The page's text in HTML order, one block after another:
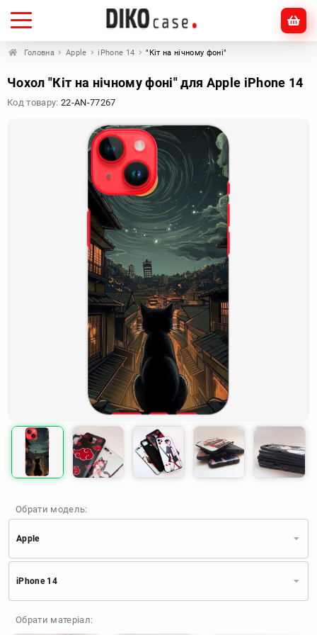
Головна Apple iPhone 14 "Кіт на нічному фоні"
Чохол "Кіт на нічному фоні" для Apple iPhone 14
Код товару: 22-AN-77267
Обрати модель:
Apple
Apple
Huawei
TECNO
Google
Doogee
Infinix
iPhone 14
Обрати матеріал: